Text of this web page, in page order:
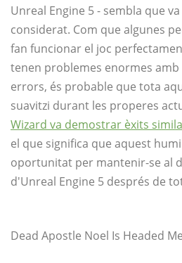
Unreal Engine 5 - sembla que
considerat. Com que algunes
fan funcionar el joc
tenen problemes enormes
errors, és probable que tota
suavitzi durant les properes
Wizard va demostrar èxits
el que significa que aquest
oportunitat per mantenir-se al
d'Unreal Engine 5 després de
Dead Apostle Noel Is Headed